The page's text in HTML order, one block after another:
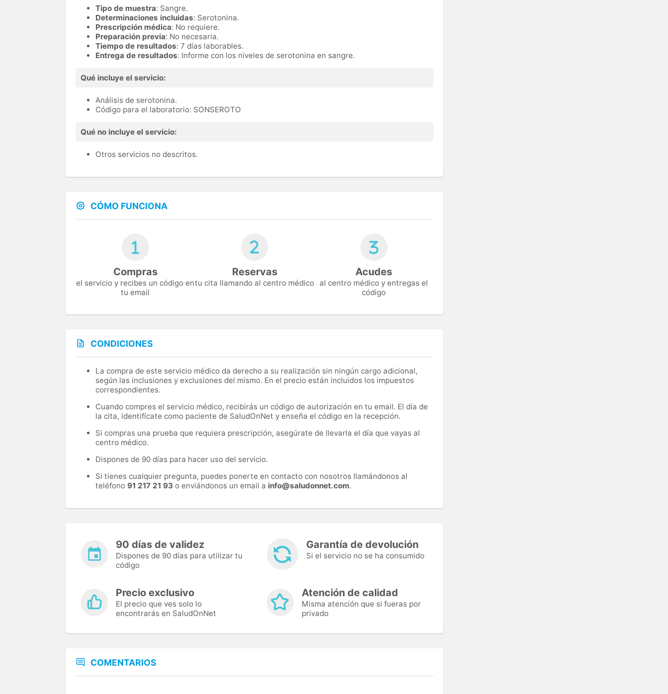
Tipo de muestra: Sangre.
Determinaciones incluidas: Serotonina.
Prescripción médica: No requiere.
Preparación previa: No necesaria.
Tiempo de resultados: 7 días laborables.
Entrega de resultados: Informe con los niveles de serotonina en sangre.
Qué incluye el servicio:
Análisis de serotonina.
Código para el laboratorio: SONSEROTO
Qué no incluye el servicio:
Otros servicios no descritos.
CÓMO FUNCIONA
Compras
el servicio y recibes un código en
tu email
Reservas
tu cita llamando al centro médico
Acudes
al centro médico y entregas el
código
CONDICIONES
La compra de este servicio médico da derecho a su realización sin ningún cargo adicional,
según las inclusiones y exclusiones del mismo. En el precio están incluidos los impuestos
correspondientes.
Cuando compres el servicio médico, recibirás un código de autorización en tu email. El día de
la cita, identifícate como paciente de SaludOnNet y enseña el código en la recepción.
Si compras una prueba que requiera prescripción, asegúrate de llevarla el día que vayas al
centro médico.
Dispones de 90 días para hacer uso del servicio.
Si tienes cualquier pregunta, puedes ponerte en contacto con nosotros llamándonos al
teléfono 91 217 21 93 o enviándonos un email a info@saludonnet.com.
90 días de validez
Dispones de 90 días para utilizar tu
código
Garantía de devolución
Si el servicio no se ha consumido
Precio exclusivo
El precio que ves solo lo
encontrarás en SaludOnNet
Atención de calidad
Misma atención que si fueras por
privado
COMENTARIOS